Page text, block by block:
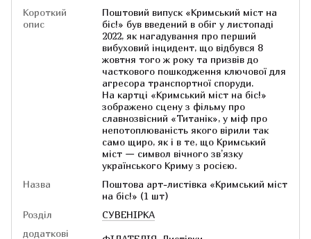
Короткий
опис
Поштовий випуск «Кримський міст на
біс!» був введений в обіг у листопаді
2022, як нагадування про перший
вибуховий інцидент, що відбувся 8
жовтня того ж року та призвів до
часткового пошкодження ключової для
агресора транспортної споруди.
На картці «Кримський міст на біс!»
зображено сцену з фільму про
славнозвісний «Титанік», у міф про
непотоплюваність якого вірили так
само щиро, як і в те, що Кримський
міст — символ вічного зв’язку
українського Криму з росією.
Назва
Поштова арт-листівка «Кримський міст
на біс!» (1 шт)
Розділ
СУВЕНІРКА
додаткові